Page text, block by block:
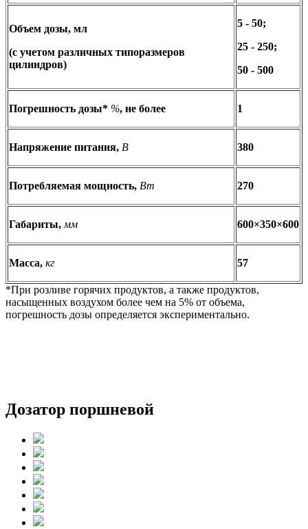
Объем дозы, мл
(с учетом различных типоразмеров
цилиндров)
5 - 50;
25 - 250;
50 - 500
Погрешность дозы* %, не более 1
Напряжение питания, В 380
Потребляемая мощность, Вт 270
Габариты, мм 600×350×600
Масса, кг 57
*При розливе горячих продуктов, а также продуктов,
насыщенных воздухом более чем на 5% от объема,
погрешность дозы определяется экспериментально.
Дозатор поршневой